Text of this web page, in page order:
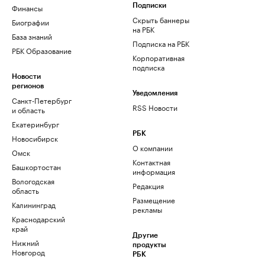
Финансы
Биографии
База знаний
РБК Образование
Новости
регионов
Санкт-Петербург
и область
Екатеринбург
Новосибирск
Омск
Башкортостан
Вологодская
область
Калининград
Краснодарский
край
Нижний
Новгород
Подписки
Скрыть баннеры
на РБК
Подписка на РБК
Корпоративная
подписка
Уведомления
RSS Новости
РБК
О компании
Контактная
информация
Редакция
Размещение
рекламы
Другие
продукты
РБК